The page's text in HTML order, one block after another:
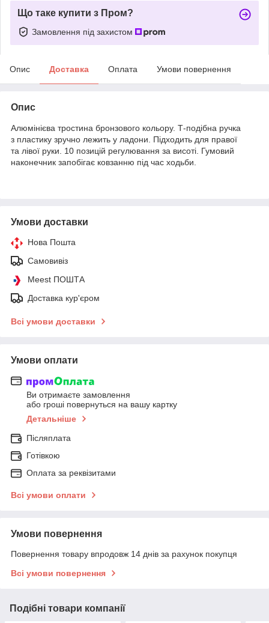
Що таке купити з Пром?
Замовлення під захистом
Опис Доставка Оплата Умови повернення
Опис
Алюмінієва тростина бронзового кольору. Т-подібна ручка
з пластику зручно лежить у ладони. Підходить для правої
та лівої руки. 10 позицій регулювання за висоті. Гумовий
наконечник запобігає ковзанню під час ходьби.
Умови доставки
Нова Пошта
Самовивіз
Meest ПОШТА
Доставка кур'єром
Всі умови доставки
Умови оплати
Ви отримаєте замовлення
або гроші повернуться на вашу картку
Детальніше
Післяплата
Готівкою
Оплата за реквізитами
Всі умови оплати
Умови повернення
Повернення товару впродовж 14 днів за рахунок покупця
Всі умови повернення
Подібні товари компанії